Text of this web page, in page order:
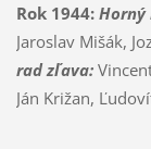
Rok 1944: Horný
Jaroslav Mišák,
rad zľava:
Ján Križan,